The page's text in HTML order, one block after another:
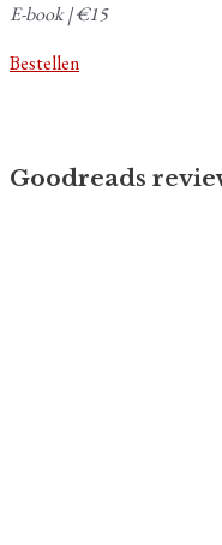
E-book | €15
Bestellen
Goodreads